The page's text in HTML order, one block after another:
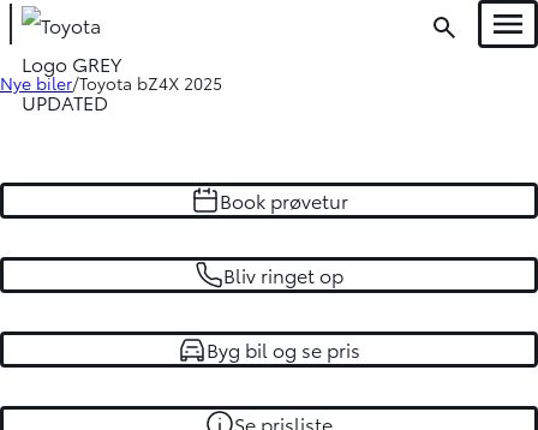
Nye biler Toyota bZ4X 2025
Book prøvetur
Bliv ringet op
Byg bil og se pris
Se prisliste